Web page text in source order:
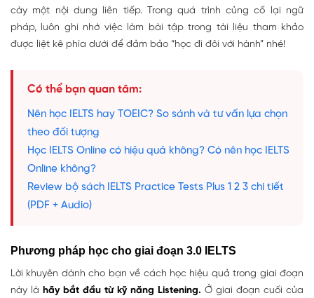
cày một nội dung liên tiếp. Trong quá trình củng cố lại ngữ
pháp, luôn ghi nhớ việc làm bài tập trong tài liệu tham khảo
được liệt kê phía dưới để đảm bảo “học đi đôi với hành” nhé!
Có thể bạn quan tâm:
Nên học IELTS hay TOEIC? So sánh và tư vấn lựa chọn
theo đối tượng
Học IELTS Online có hiệu quả không? Có nên học IELTS
Online không?
Review bộ sách IELTS Practice Tests Plus 1 2 3 chi tiết
(PDF + Audio)
Phương pháp học cho giai đoạn 3.0 IELTS
Lời khuyên dành cho bạn về cách học hiệu quả trong giai đoạn
này là hãy bắt đầu từ kỹ năng Listening. Ở giai đoạn cuối của